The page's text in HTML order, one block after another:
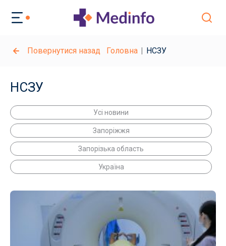
Повернутися назад Головна НСЗУ
НСЗУ
Усі новини
Запоріжжя
Запорізька область
Україна